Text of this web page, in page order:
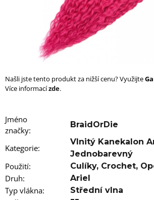
Našli jste tento produkt za nižší cenu? Využijte
Více informacízde.
Jméno
značky:
BraidOrDie
Kategorie:
Vlnitý Kanekalon
Jednobarevný
Použití: Culíky, Crochet,
Druh: Ariel
Typ vlákna: Střední vlna
u
č
e
m
100%
EZ
KANEKALON
FR2PINK